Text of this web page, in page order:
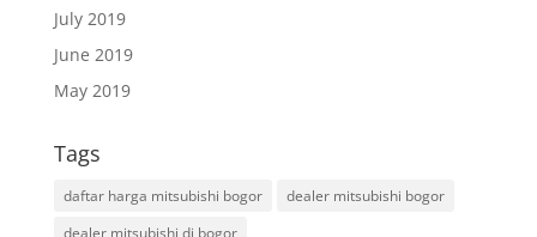
July 2019
June 2019
May 2019
Tags
daftar harga mitsubishi bogor
dealer mitsubishi bogor
dealer mitsubishi di bogor